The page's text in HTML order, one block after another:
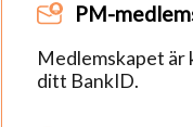
PM-
Medlemskapet är
ditt BankID.